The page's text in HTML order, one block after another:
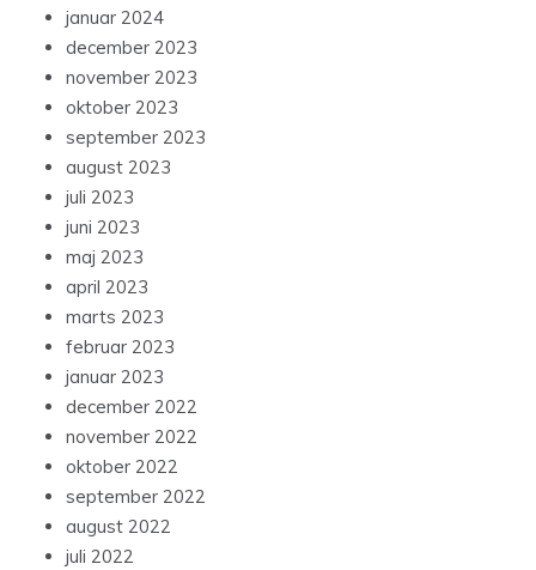
januar 2024
december 2023
november 2023
oktober 2023
september 2023
august 2023
juli 2023
juni 2023
maj 2023
april 2023
marts 2023
februar 2023
januar 2023
december 2022
november 2022
oktober 2022
september 2022
august 2022
juli 2022